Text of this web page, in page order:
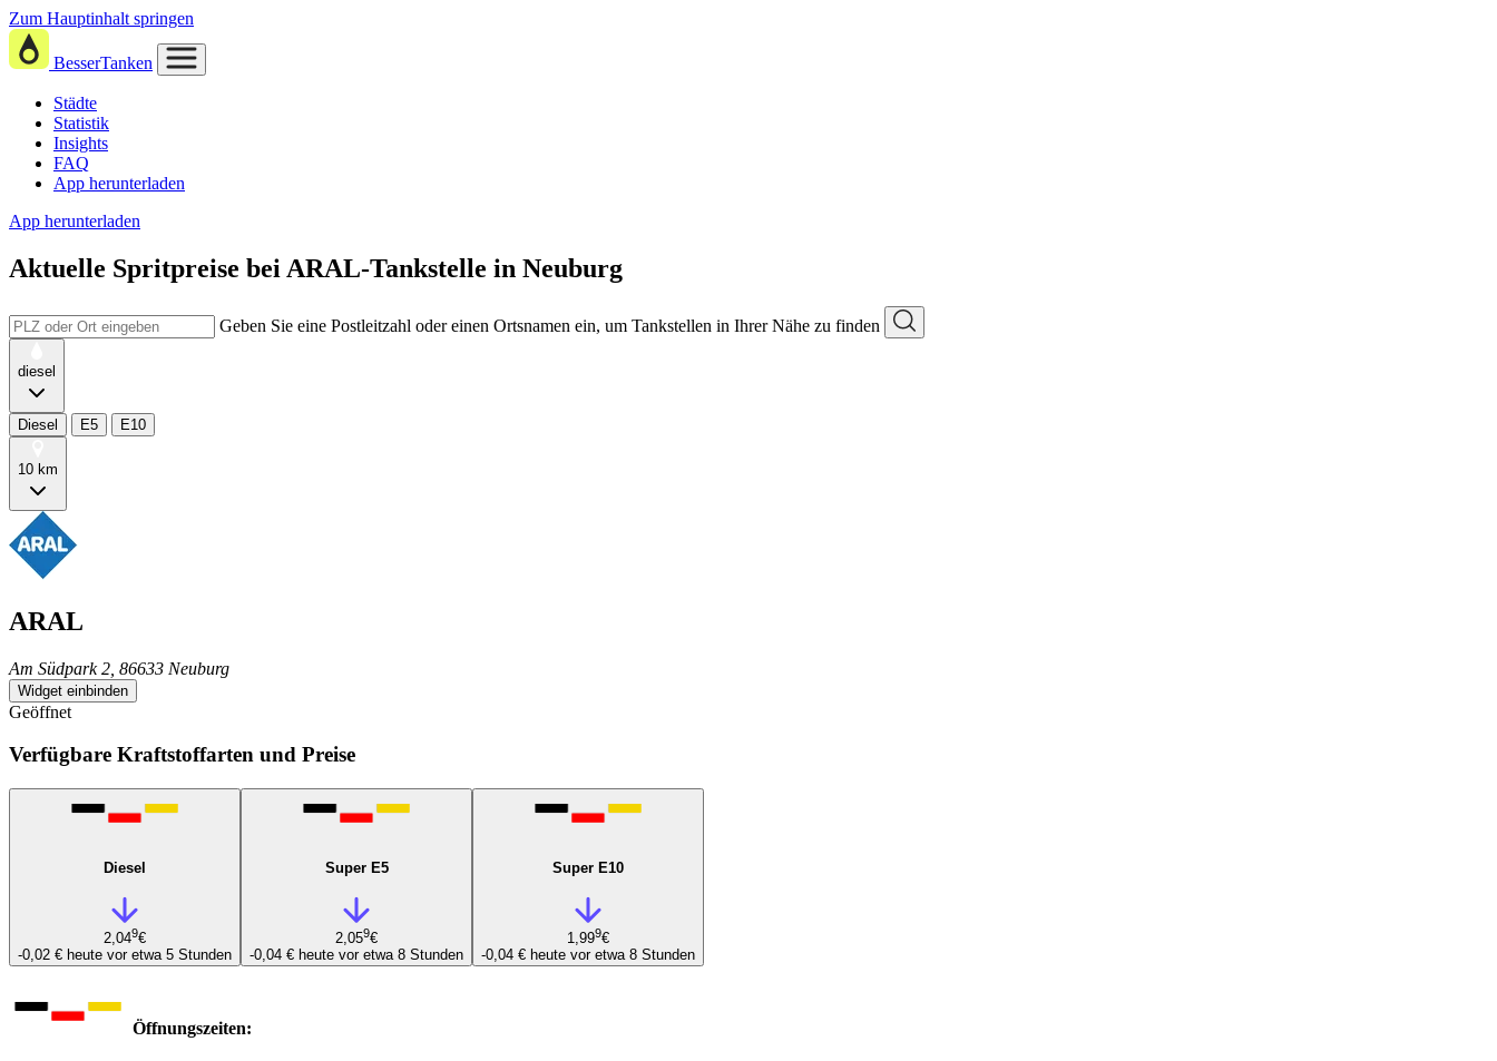
Zum Hauptinhalt springen
BesserTanken
Städte
Statistik
Insights
FAQ
App herunterladen
App herunterladen
Aktuelle Spritpreise bei ARAL-Tankstelle in Neuburg
Geben Sie eine Postleitzahl oder einen Ortsnamen ein, um Tankstellen in Ihrer Nähe zu finden
diesel
Diesel E5 E10
10 km
ARAL
Am Südpark 2, 86633 Neuburg
Widget einbinden
Geöffnet
Verfügbare Kraftstoffarten und Preise
Diesel
2,049€
-0,02 € heute vor etwa 5 Stunden
Super E5
2,059€
-0,04 € heute vor etwa 8 Stunden
Super E10
1,999€
-0,04 € heute vor etwa 8 Stunden
Öffnungszeiten: